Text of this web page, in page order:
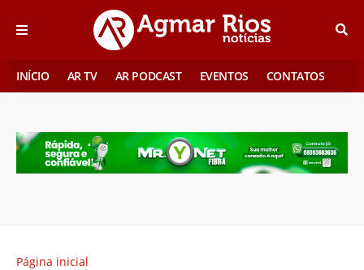
INÍCIO AR TV AR PODCAST EVENTOS CONTATOS
Página inicial